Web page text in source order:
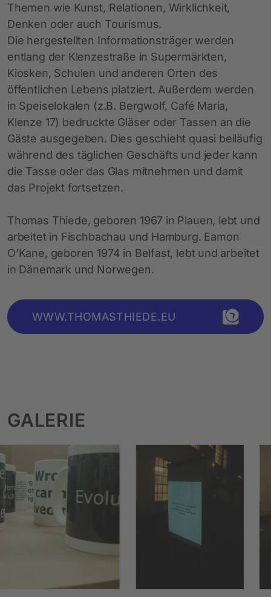
Themen wie Kunst, Relationen, Wirklichkeit,
Denken oder auch Tourismus.
Die hergestellten Informationsträger werden
entlang der Klenzestraße in Supermärkten,
Kiosken, Schulen und anderen Orten des
öffentlichen Lebens platziert. Außerdem werden
in Speiselokalen (z.B. Bergwolf, Café Maria,
Klenze 17) bedruckte Gläser oder Tassen an die
Gäste ausgegeben. Dies geschieht quasi beiläufig
während des täglichen Geschäfts und jeder kann
die Tasse oder das Glas mitnehmen und damit
das Projekt fortsetzen.
Thomas Thiede, geboren 1967 in Plauen, lebt und
arbeitet in Fischbachau und Hamburg. Eamon
O’Kane, geboren 1974 in Belfast, lebt und arbeitet
in Dänemark und Norwegen.
WWW.THOMASTHIEDE.EU
GALERIE